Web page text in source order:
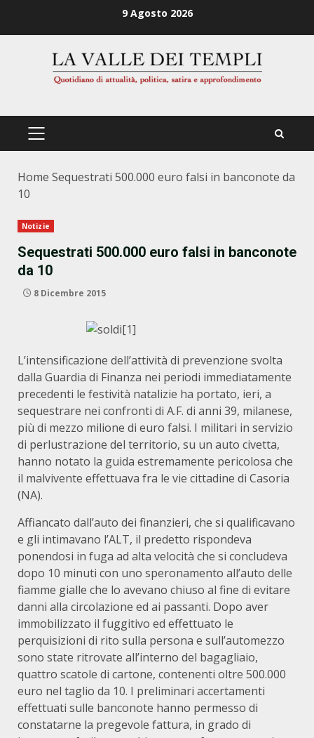
9 Agosto 2026
PRIMÄRES
Home Sequestrati 500.000 euro falsi in banconote da
10
Notizie
Sequestrati 500.000 euro falsi in banconote
da 10
8 Dicembre 2015
L’intensificazione dell’attività di prevenzione svolta
dalla Guardia di Finanza nei periodi immediatamente
precedenti le festività natalizie ha portato, ieri, a
sequestrare nei confronti di A.F. di anni 39, milanese,
più di mezzo milione di euro falsi. I militari in servizio
di perlustrazione del territorio, su un auto civetta,
hanno notato la guida estremamente pericolosa che
il malvivente effettuava fra le vie cittadine di Casoria
(NA).
Affiancato dall’auto dei finanzieri, che si qualificavano
e gli intimavano l’ALT, il predetto rispondeva
ponendosi in fuga ad alta velocità che si concludeva
dopo 10 minuti con uno speronamento all’auto delle
fiamme gialle che lo avevano chiuso al fine di evitare
danni alla circolazione ed ai passanti. Dopo aver
immobilizzato il fuggitivo ed effettuato le
perquisizioni di rito sulla persona e sull’automezzo
sono state ritrovate all’interno del bagagliaio,
quattro scatole di cartone, contenenti oltre 500.000
euro nel taglio da 10. I preliminari accertamenti
effettuati sulle banconote hanno permesso di
constatarne la pregevole fattura, in grado di